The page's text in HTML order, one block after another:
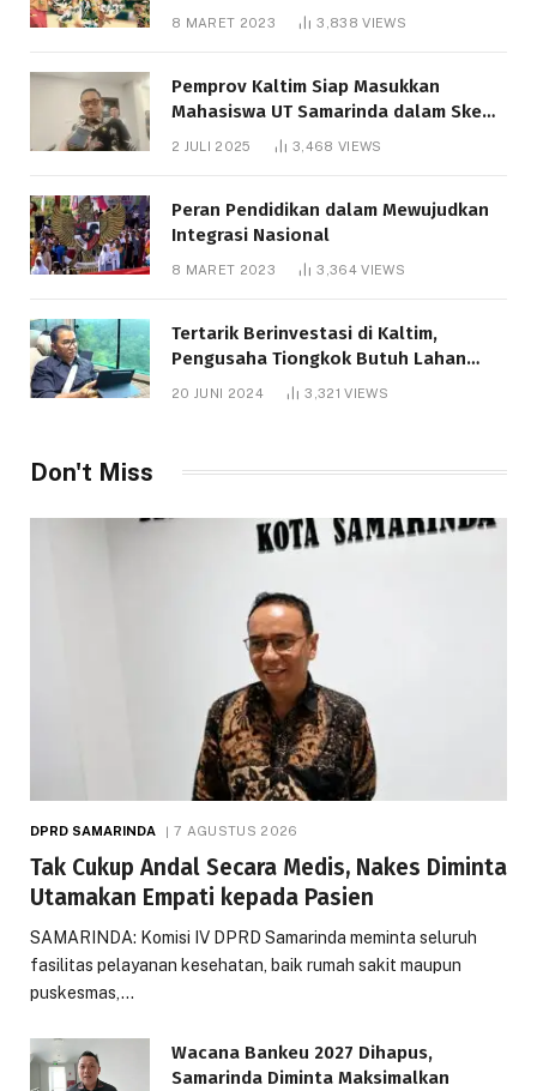
8 MARET 2023 3,838VIEWS
Pemprov Kaltim Siap Masukkan
Mahasiswa UT Samarinda dalam Skema
Bantuan Pendidikan Gratispol
2 JULI 2025 3,468 VIEWS
Peran Pendidikan dalam Mewujudkan
Integrasi Nasional
8 MARET 2023 3,364VIEWS
Tertarik Berinvestasi di Kaltim,
Pengusaha Tiongkok Butuh Lahan
20 JUNI 2024 3,321VIEWS
Don't Miss
DPRD SAMARINDA 7 AGUSTUS 2026
Tak Cukup Andal Secara Medis, Nakes Diminta
Utamakan Empati kepada Pasien
SAMARINDA: Komisi IV DPRD Samarinda meminta seluruh
fasilitas pelayanan kesehatan, baik rumah sakit maupun
puskesmas,…
Wacana Bankeu 2027 Dihapus,
Samarinda Diminta Maksimalkan